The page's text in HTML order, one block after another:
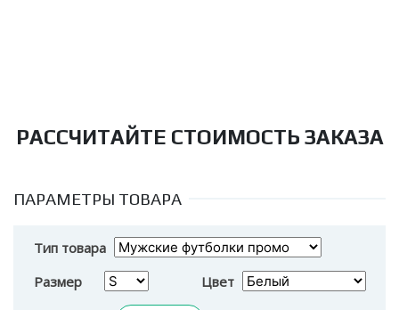
РАССЧИТАЙТЕ СТОИМОСТЬ ЗАКАЗА
ПАРАМЕТРЫ ТОВАРА
Тип товара
Размер
Цвет